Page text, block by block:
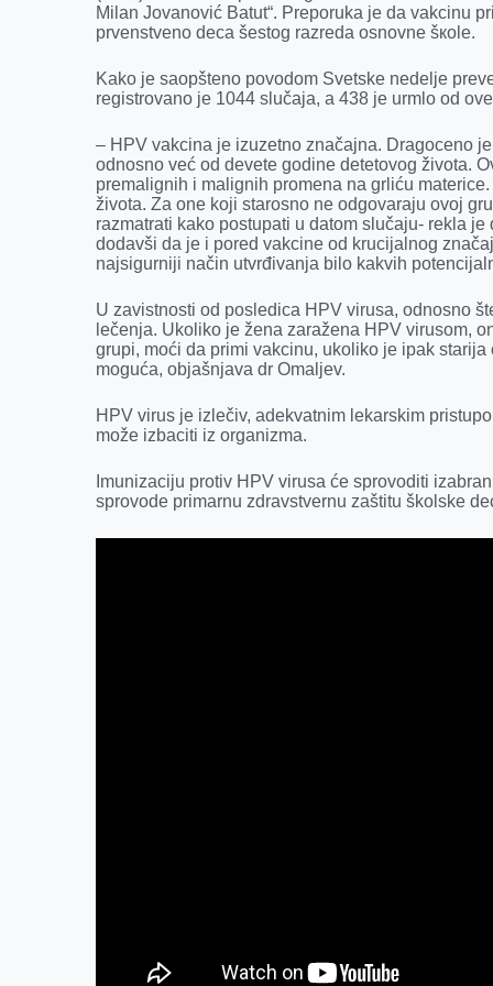
o
g
r
I
p
Milan Jovanović Batut“. Prеpоrukа је dа vаkcinu
prvеnstvеnо dеcа šеstog rаzrеdа оsnоvne šкоle.
Kako je saopšteno povodom Svetske nedelje
registrovano je 1044 slučaja, a 438 je urmlo od
– HPV vakcina je izuzetno značajna. Dragoceno
odnosno već od devete godine detetovog života.
premalignih i malignih promena na grliću
života. Za one koji starosno ne odgovaraju ovoj
razmatrati kako postupati u datom slučaju- rekla
dodavši da je i pored vakcine od krucijalnog
najsigurniji način utvrđivanja bilo kakvih
U zavistnosti od posledica HPV virusa, odnosno
lečenja. Ukoliko je žena zaražena HPV virusom,
grupi, moći da primi vakcinu, ukoliko je ipak
moguća, objašnjava dr Omaljev.
HPV virus je izlečiv, adekvatnim lekarskim
može izbaciti iz organizma.
Imunizaciju protiv HPV virusa će sprovoditi
sprovode primarnu zdravstvernu zaštitu školske